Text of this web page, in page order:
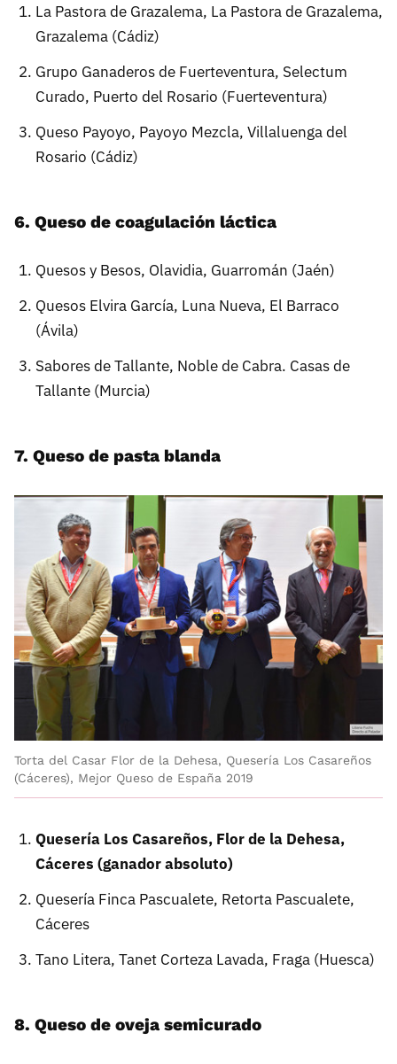
La Pastora de Grazalema, La Pastora de Grazalema,
Grazalema (Cádiz)
Grupo Ganaderos de Fuerteventura, Selectum
Curado, Puerto del Rosario (Fuerteventura)
Queso Payoyo, Payoyo Mezcla, Villaluenga del
Rosario (Cádiz)
6. Queso de coagulación láctica
Quesos y Besos, Olavidia, Guarromán (Jaén)
Quesos Elvira García, Luna Nueva, El Barraco
(Ávila)
Sabores de Tallante, Noble de Cabra. Casas de
Tallante (Murcia)
7. Queso de pasta blanda
Torta del Casar Flor de la Dehesa, Quesería Los Casareños
(Cáceres), Mejor Queso de España 2019
Quesería Los Casareños, Flor de la Dehesa,
Cáceres (ganador absoluto)
Quesería Finca Pascualete, Retorta Pascualete,
Cáceres
Tano Litera, Tanet Corteza Lavada, Fraga (Huesca)
8. Queso de oveja semicurado